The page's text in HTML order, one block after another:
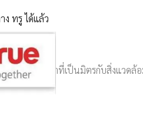
ห้เกิดการพัฒนาที่เป็นมิตรกับสิ่งแวด
ทรู ได้แล้ว